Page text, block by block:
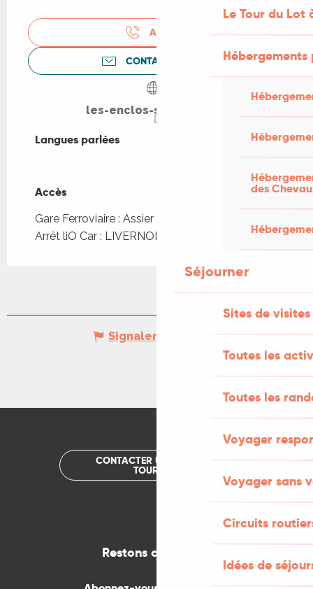
Le Tour du Lot
des
Séjourner
Sites de visites
Toutes les
Toutes les
Voyager
Voyager sans
Circuits
Idées de
APPELER
CONTACTEZ-NOUS
les-enclos-secrets.com
Langues parlées
Langues parlées
Accès
Accès
Gare Ferroviaire : Assier à 5km
Arrêt liO Car : LIVERNON - Bourg à 532m
Signaler une erreur
CONTACTER UN OFFICE DE
TOURISME
Restons connectés